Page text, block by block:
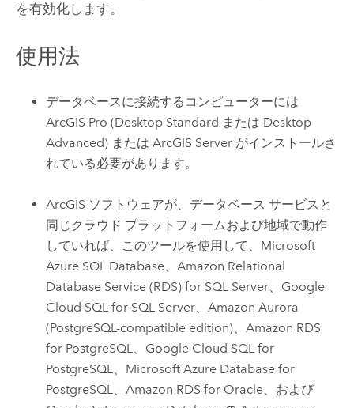
を有効化します。
使用法
データベースに接続するコンピューターには
ArcGIS Pro (Desktop Standard または Desktop
Advanced) またはArcGIS Server がインストールさ
れている必要があります。
ArcGIS ソフトウェアが、データベース サービスと
同じクラウド プラットフォームおよび地域で動作
していれば、このツールを使用して、 Microsoft
Azure SQL Database、Amazon Relational
Database Service (RDS) for SQL Server、 Google
Cloud SQL for SQL Server、Amazon Aurora
(PostgreSQL-compatible edition)、Amazon RDS
for PostgreSQL、 Google Cloud SQL for
PostgreSQL、 Microsoft Azure Database for
PostgreSQL、Amazon RDS for Oracle、および